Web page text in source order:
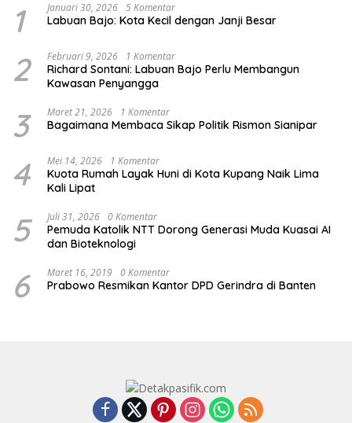
1 Januari 30, 2026 5 Komentar
Labuan Bajo: Kota Kecil dengan Janji Besar
2 Februari 9, 2026 1 Komentar
Richard Sontani: Labuan Bajo Perlu Membangun
Kawasan Penyangga
3 Maret 21, 2026 1 Komentar
Bagaimana Membaca Sikap Politik Rismon Sianipar
4 Mei 14, 2026 1 Komentar
Kuota Rumah Layak Huni di Kota Kupang Naik Lima
Kali Lipat
5 Juli 31, 2026 0 Komentar
Pemuda Katolik NTT Dorong Generasi Muda Kuasai AI
dan Bioteknologi
6 Maret 16, 2019 0 Komentar
Prabowo Resmikan Kantor DPD Gerindra di Banten